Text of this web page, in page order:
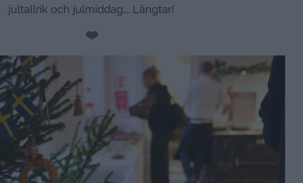
jultallrik och julmiddag…. Längtar!
❤️